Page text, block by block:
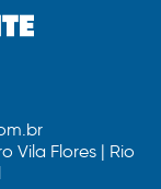
Vila Flores | Rio